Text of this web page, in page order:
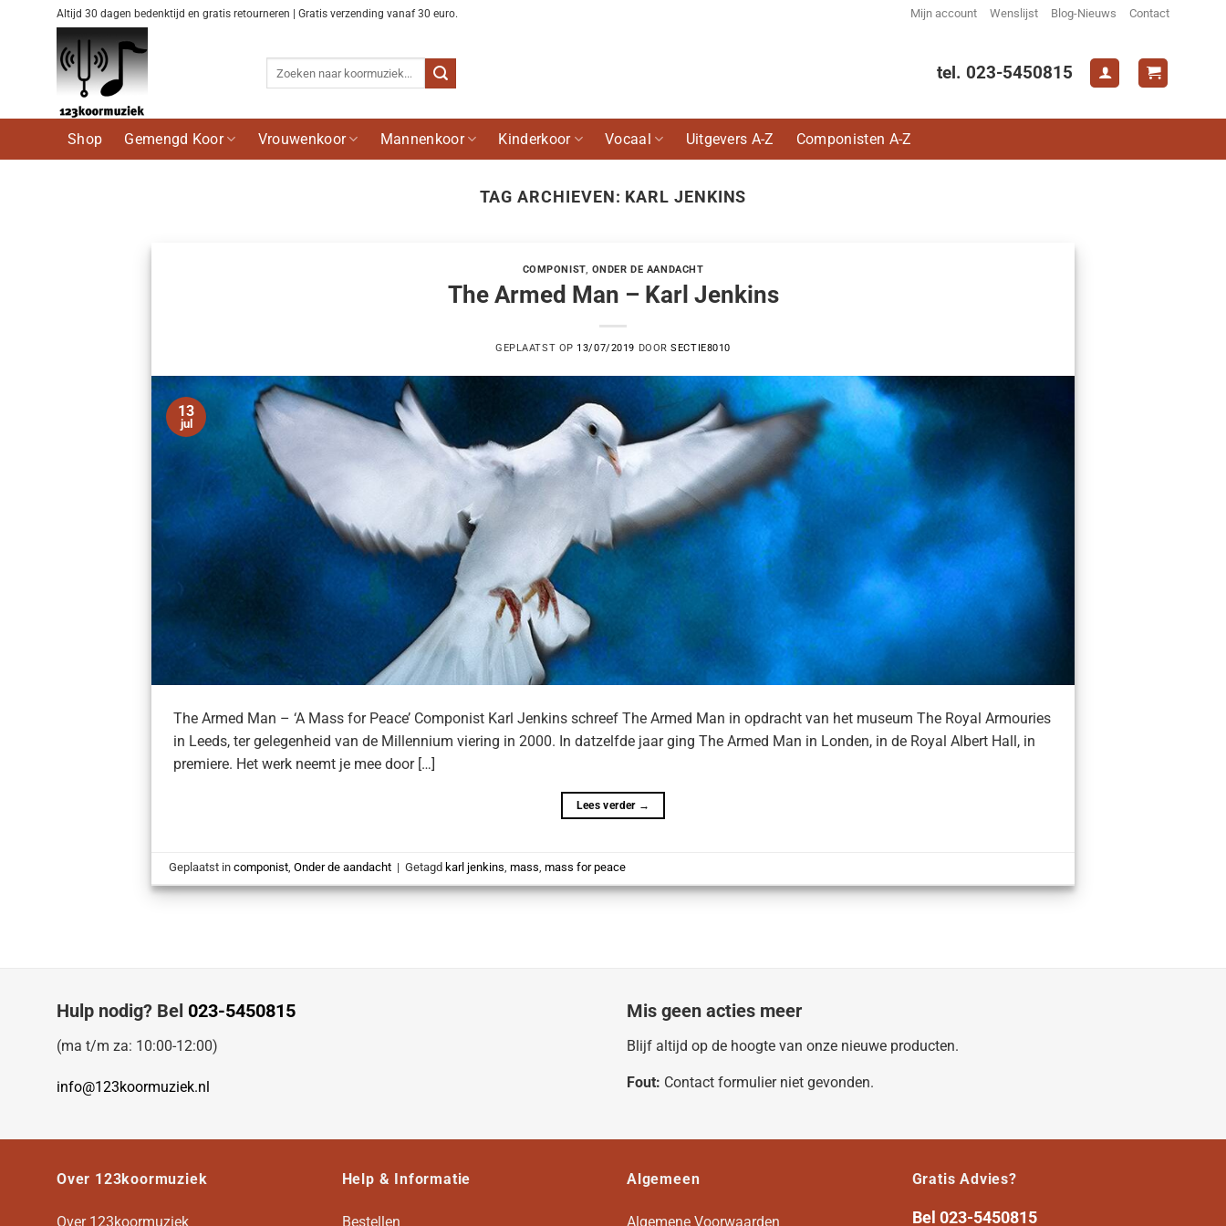
Altijd 30 dagen bedenktijd en gratis retourneren | Gratis verzending vanaf 30 euro. Mijn account Wenslijst Blog-Nieuws Contact
tel. 023-5450815
Shop Gemengd Koor Vrouwenkoor Mannenkoor Kinderkoor Vocaal Uitgevers A-Z Componisten A-Z
TAG ARCHIEVEN: KARL JENKINS
COMPONIST, ONDER DE AANDACHT
The Armed Man – Karl Jenkins
GEPLAATST OP 13/07/2019 DOORSECTIE8010
13
jul
The Armed Man – ‘A Mass for Peace’ Componist Karl Jenkins schreef The Armed Man in opdracht van het museum The Royal Armouries
in Leeds, ter gelegenheid van de Millennium viering in 2000. In datzelfde jaar ging The Armed Man in Londen, in de Royal Albert Hall, in
premiere. Het werk neemt je mee door […]
Lees verder →
Geplaatst incomponist ,Onder de aandacht | Getagd karl jenkins ,mass ,mass for peace
Hulp nodig? Bel 023-5450815
(ma t/m za: 10:00-12:00)
info@123koormuziek.nl
Mis geen acties meer
Blijf altijd op de hoogte van onze nieuwe producten.
Fout: Contact formulier niet gevonden.
Over 123koormuziek
Over 123koormuziek
Help & Informatie
Bestellen
Algemeen
Algemene Voorwaarden
Gratis Advies?
Bel 023-5450815